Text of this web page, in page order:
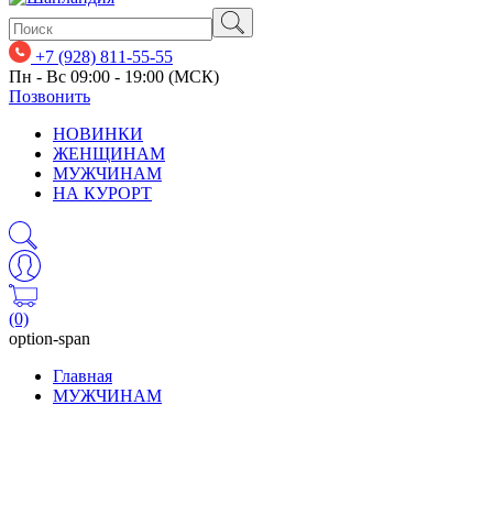
+7 (928) 811-55-55
Пн - Вс 09:00 - 19:00 (МСК)
Позвонить
НОВИНКИ
ЖЕНЩИНАМ
МУЖЧИНАМ
НА КУРОРТ
(0)
option-span
Главная
МУЖЧИНАМ